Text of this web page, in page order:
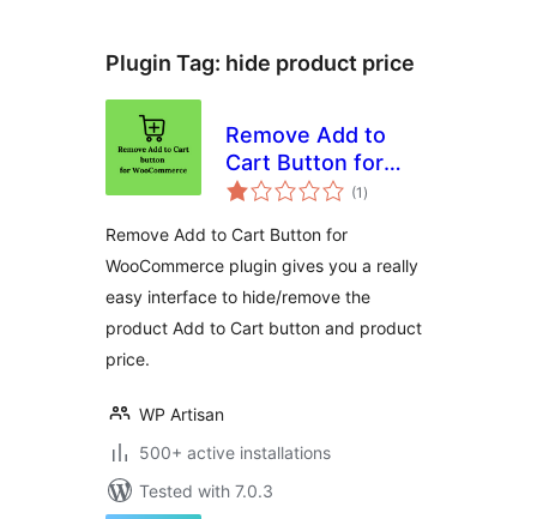
Plugin Tag: hide product price
Remove Add to
Cart Button for
WooCommerce
(1 total
ratings
)
Remove Add to Cart Button for
WooCommerce plugin gives you a really
easy interface to hide/remove the
product Add to Cart button and product
price.
WP Artisan
500+ active installations
Tested with 7.0.3